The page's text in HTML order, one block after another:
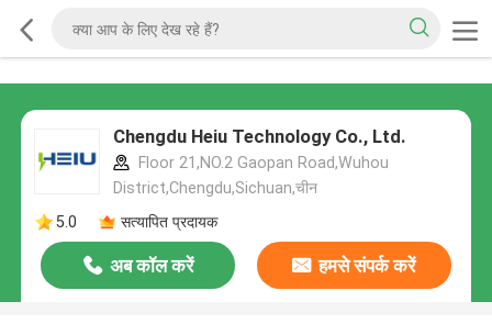
Chengdu Heiu Technology Co., Ltd.
Floor 21,NO.2 Gaopan Road,Wuhou
District,Chengdu,Sichuan,चीन
5.0
सत्यापित प्रदायक
अब कॉल करें हमसे संपर्क करें